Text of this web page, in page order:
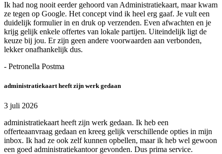
Ik had nog nooit eerder gehoord van Administratiekaart, maar kwam
ze tegen op Google. Het concept vind ik heel erg gaaf. Je vult een
duidelijk formulier in en druk op verzenden. Even afwachten en je
krijg gelijk enkele offertes van lokale partijen. Uiteindelijk ligt de
keuze bij jou. Er zijn geen andere voorwaarden aan verbonden,
lekker onafhankelijk dus.
- Petronella Postma
administratiekaart heeft zijn werk gedaan
3 juli 2026
administratiekaart heeft zijn werk gedaan. Ik heb een
offerteaanvraag gedaan en kreeg gelijk verschillende opties in mijn
inbox. Ik had ze ook zelf kunnen opbellen, maar ik heb wel gewoon
een goed administratiekantoor gevonden. Dus prima service.